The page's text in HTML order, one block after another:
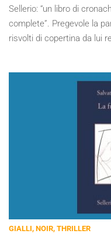
Sellerio: “un libro di
complete”. Pregevole la
risvolti di copertina da lui
GIALLI, NOIR, THRILLER